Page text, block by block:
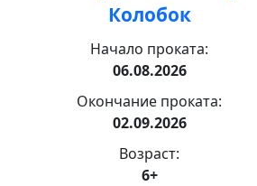
Колобок
Начало проката:
06.08.2026
Окончание проката:
02.09.2026
Возраст:
6+